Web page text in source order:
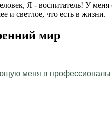
Я - воспитатель! У меня
и светлое, что есть в жизни.
мир
меня в